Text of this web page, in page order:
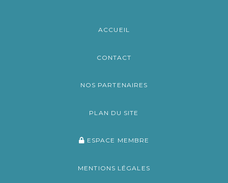
ACCUEIL
CONTACT
NOS PARTENAIRES
PLAN DU SITE
ESPACE MEMBRE
MENTIONS LÉGALES